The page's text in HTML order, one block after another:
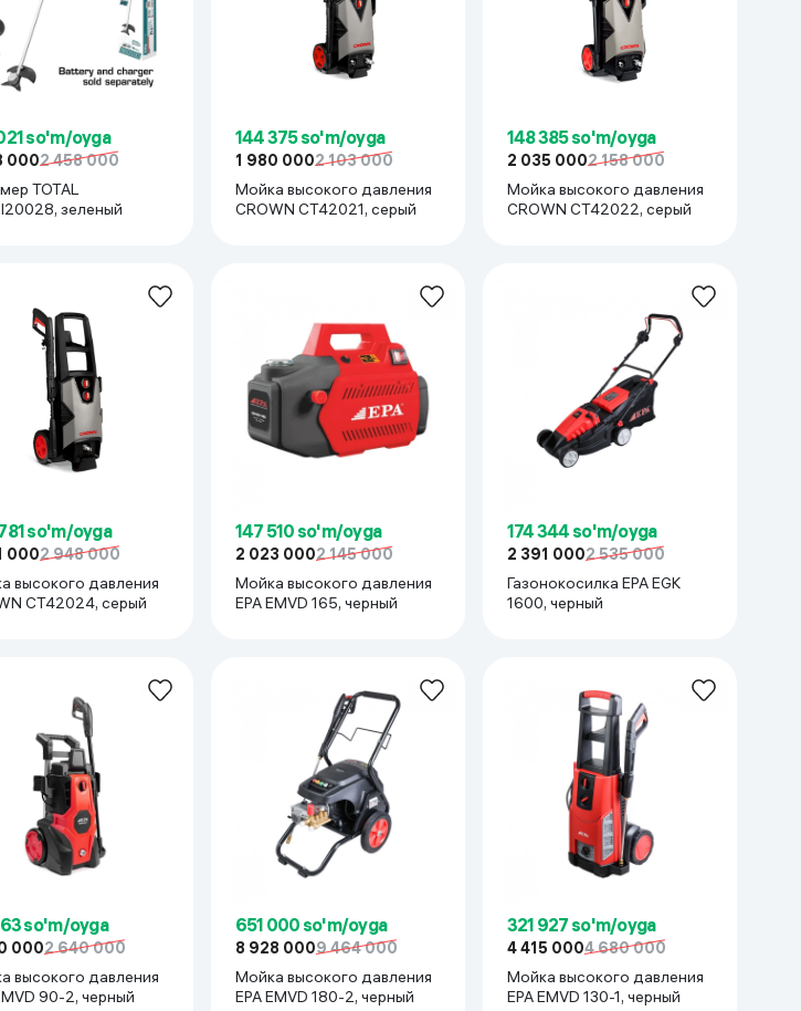
so'm/oyga
0002 458 000
TOTAL
зеленый
144 375 so'm/oyga
1 980 0002 103 000
Мойка высокого давления
CROWN CT42021, серый
148 385 so'm/oyga
2 035 0002 158 000
Мойка высокого давления
CROWN CT42022, серый
so'm/oyga
0002 948 000
высокого давления
CT42024, серый
147 510 so'm/oyga
2 023 0002 145 000
Мойка высокого давления
EPA EMVD 165, черный
174 344 so'm/oyga
2 391 0002 535 000
Газонокосилка EPA EGK
1600, черный
so'm/oyga
0002 640 000
высокого давления
90-2, черный
651 000 so'm/oyga
8 928 0009 464 000
Мойка высокого давления
EPA EMVD 180-2, черный
321 927 so'm/oyga
4 415 0004 680 000
Мойка высокого давления
EPA EMVD 130-1, черный